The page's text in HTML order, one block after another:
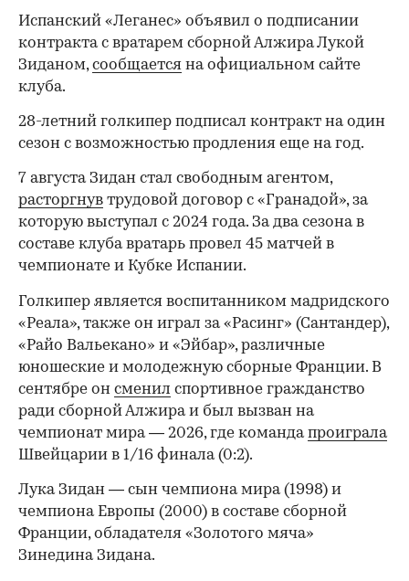
Испанский «Леганес» объявил о подписании
контракта с вратарем сборной Алжира Лукой
Зиданом,сообщается на официальном сайте
клуба.
28-летний голкипер подписал контракт на один
сезон с возможностью продления еще на год.
7 августа Зидан стал свободным агентом,
расторгнув трудовой договор с «Гранадой», за
которую выступал с 2024 года. За два сезона в
составе клуба вратарь провел 45 матчей в
чемпионате и Кубке Испании.
Голкипер является воспитанником мадридского
«Реала», также он играл за «Расинг» (Сантандер),
«Райо Вальекано» и «Эйбар», различные
юношеские и молодежную сборные Франции. В
сентябре он сменил спортивное гражданство
ради сборной Алжира и был вызван на
чемпионат мира — 2026, где командапроиграла
Швейцарии в 1/16 финала (0:2).
Лука Зидан — сын чемпиона мира (1998) и
чемпиона Европы (2000) в составе сборной
Франции, обладателя «Золотого мяча»
Зинедина Зидана.